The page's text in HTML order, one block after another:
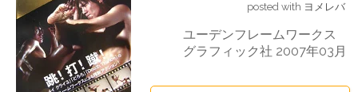
posted with ヨメレバ
ユーデンフレームワークス
グラフィック社 2007年03月